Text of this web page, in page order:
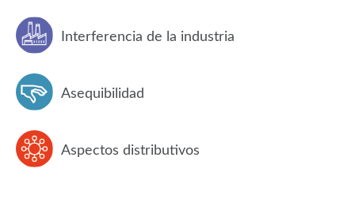
Interferencia de la industria
Asequibilidad
Aspectos distributivos